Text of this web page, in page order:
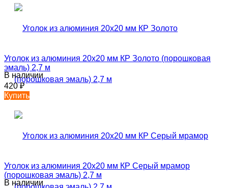
Уголок из алюминия 20х20 мм КР Золото (порошковая
эмаль) 2,7 м
В наличии
420₽
Купить
Уголок из алюминия 20х20 мм КР Серый мрамор
(порошковая эмаль) 2,7 м
В наличии